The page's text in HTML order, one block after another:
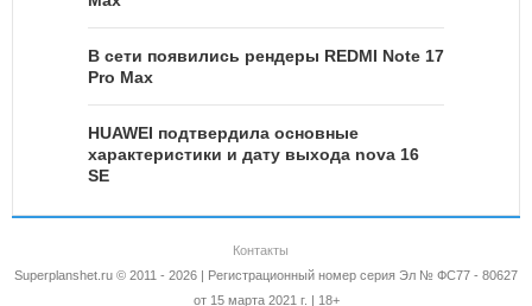
В сети появились рендеры REDMI Note 17
Pro Max
HUAWEI подтвердила основные
характеристики и дату выхода nova 16
SE
Контакты
Superplanshet.ru © 2011 - 2026 | Регистрационный номер серия Эл № ФС77 - 80627
от 15 марта 2021 г. | 18+